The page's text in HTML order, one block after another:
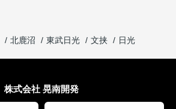
北鹿沼 東武日光 文挟 日光
株式会社 晃南開発